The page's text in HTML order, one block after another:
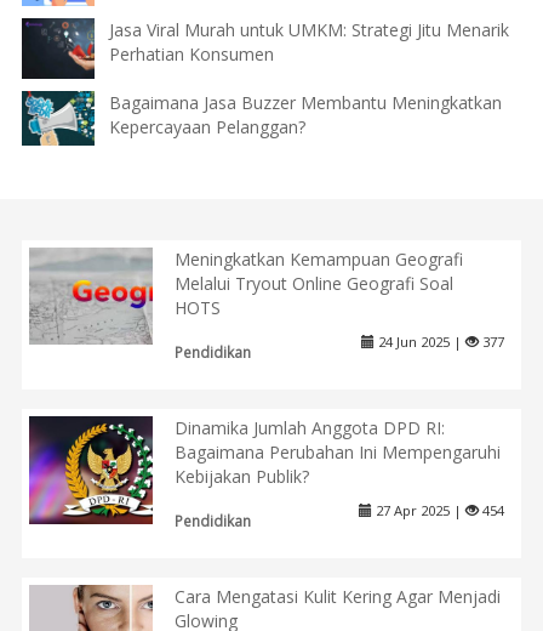
Jasa Viral Murah untuk UMKM: Strategi Jitu Menarik
Perhatian Konsumen
Bagaimana Jasa Buzzer Membantu Meningkatkan
Kepercayaan Pelanggan?
Meningkatkan Kemampuan Geografi
Melalui Tryout Online Geografi Soal
HOTS
Pendidikan
24 Jun 2025 | 377
Dinamika Jumlah Anggota DPD RI:
Bagaimana Perubahan Ini Mempengaruhi
Kebijakan Publik?
Pendidikan
27 Apr 2025 | 454
Cara Mengatasi Kulit Kering Agar Menjadi
Glowing